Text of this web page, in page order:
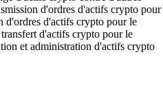
d'ordres d'actifs crypto pour
d'ordres d'actifs crypto pour le
d'actifs crypto pour le
et administration d'actifs crypto